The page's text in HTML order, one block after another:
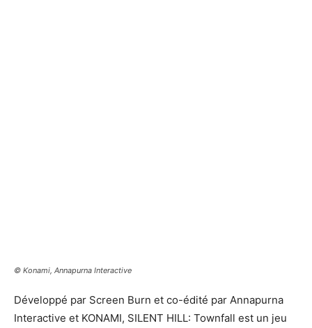
© Konami, Annapurna Interactive
Développé par Screen Burn et co-édité par Annapurna
Interactive et KONAMI, SILENT HILL: Townfall est un jeu